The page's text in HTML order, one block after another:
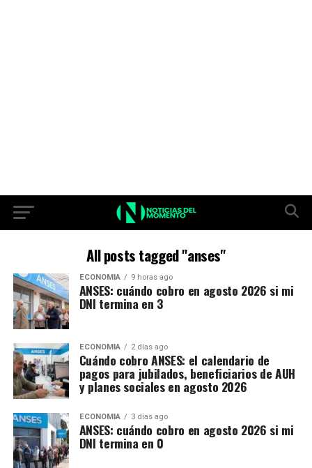
All posts tagged "anses"
ECONOMIA 9 horas ago
ANSES: cuándo cobro en agosto 2026 si mi
DNI termina en 3
ECONOMIA 2 días ago
Cuándo cobro ANSES: el calendario de
pagos para jubilados, beneficiarios de AUH
y planes sociales en agosto 2026
ECONOMIA 3 días ago
ANSES: cuándo cobro en agosto 2026 si mi
DNI termina en 0